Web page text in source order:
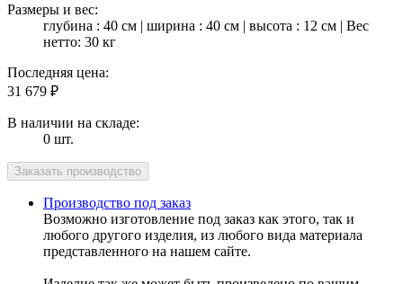
Размеры и вес:
глубина : 40 см | ширина : 40 см | высота : 12 см | Вес
нетто: 30 кг
Последняя цена:
31 679 ₽
В наличии на складе:
0 шт.
Производство под заказ
Возможно изготовление под заказ как этого, так и
любого другого изделия, из любого вида материала
представленного на нашем сайте.